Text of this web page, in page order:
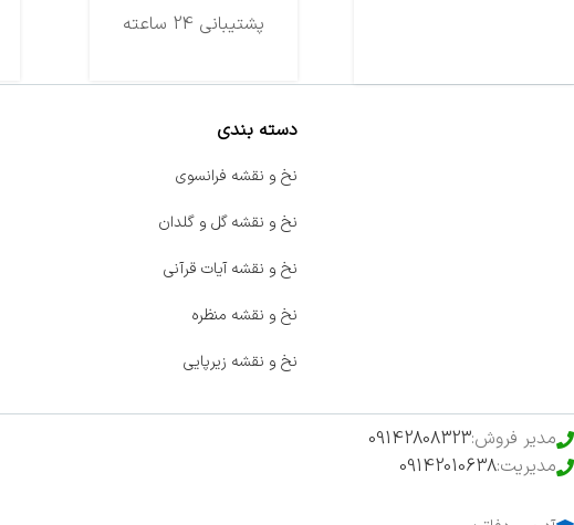
پشتیبانی 24 ساعته
دسته بندی
نخ و نقشه فرانسوی
نخ و نقشه گل و گلدان
نخ و نقشه آیات قرآنی
نخ و نقشه منظره
نخ و نقشه زیرپایی
مدیر فروش:09142808323
مدیریت:09142010638